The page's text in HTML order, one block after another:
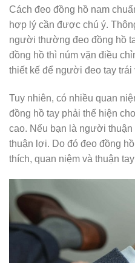
Cách đeo đồng hồ nam
hợp lý cần được chú ý.
người thường đeo đồng hồ
đồng hồ thì núm vặn điều
thiết kế để người đeo tay
Tuy nhiên, có nhiều quan
đồng hồ tay phải thể hiện
cao. Nếu bạn là người thuận
thuận lợi. Do đó đeo đồng
thích, quan niệm và thuận